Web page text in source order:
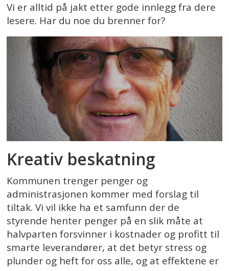
Vi er alltid på jakt etter gode innlegg fra dere
lesere. Har du noe du brenner for?
Kreativ beskatning
Kommunen trenger penger og
administrasjonen kommer med forslag til
tiltak. Vi vil ikke ha et samfunn der de
styrende henter penger på en slik måte at
halvparten forsvinner i kostnader og profitt til
smarte leverandører, at det betyr stress og
plunder og heft for oss alle, og at effektene er